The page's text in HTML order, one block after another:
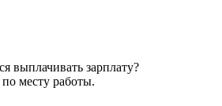
выплачивать зарплату?
месту работы.